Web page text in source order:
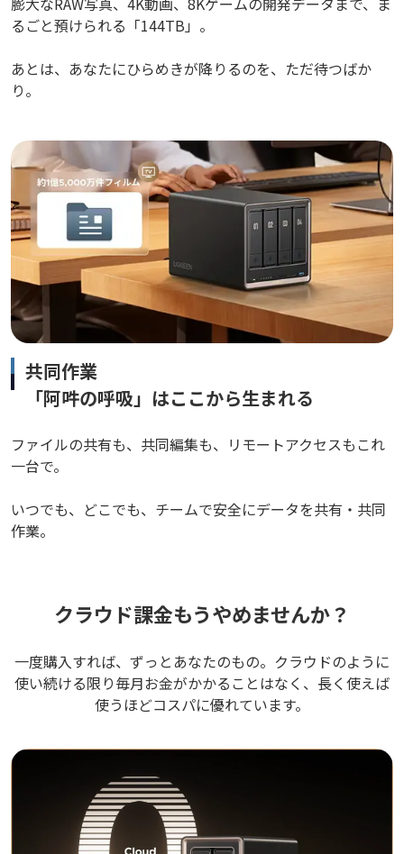
るごと預けられる「144TB」。
あとは、あなたにひらめきが降りるのを、ただ待つばか
り。
共同作業
「阿吽の呼吸」はここから生まれる
ファイルの共有も、共同編集も、リモートアクセスもこれ
一台で。
いつでも、どこでも、チームで安全にデータを共有・共同
作業。
クラウド課金もうやめませんか？
一度購入すれば、ずっとあなたのもの。クラウドのように
使い続ける限り毎月お金がかかることはなく、長く使えば
使うほどコスパに優れています。